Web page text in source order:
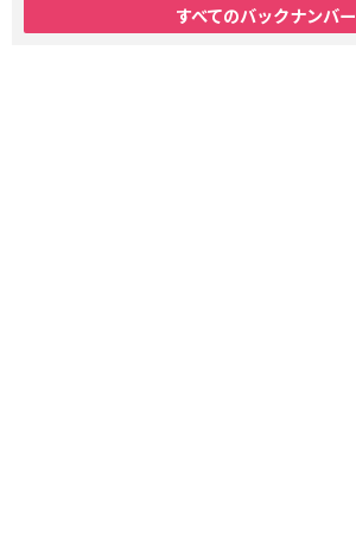
すべてのバックナンバー